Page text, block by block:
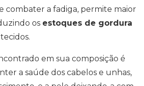
combater a fadiga, permite maior
os estoques de gordura
em sua composição é
a saúde dos cabelos e unhas,